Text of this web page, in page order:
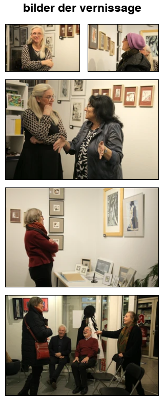
bilder der vernissage